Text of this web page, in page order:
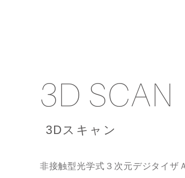
3D SCAN
3Dスキャン
非接触型光学式３次元デジタイザ